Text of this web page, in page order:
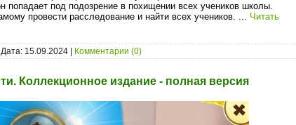
попадает под подозрение в похищении всех учеников школы.
провести расследование и найти всех учеников. ... Читать
15.09.2024 | Комментарии (0)
Коллекционное издание - полная версия